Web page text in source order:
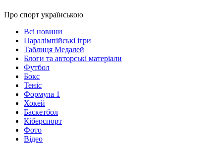
Про спорт українською
Всі новини
Паралімпійські ігри
Таблиця Медалей
Блоги та авторські матеріали
Футбол
Бокс
Теніс
Формула 1
Хокей
Баскетбол
Кіберспорт
Фото
Відео